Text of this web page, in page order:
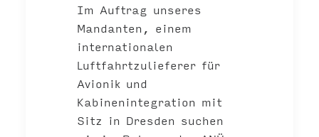
Im Auftrag unseres
Mandanten, einem
internationalen
Luftfahrtzulieferer für
Avionik und
Kabinenintegration mit
Sitz in Dresden suchen